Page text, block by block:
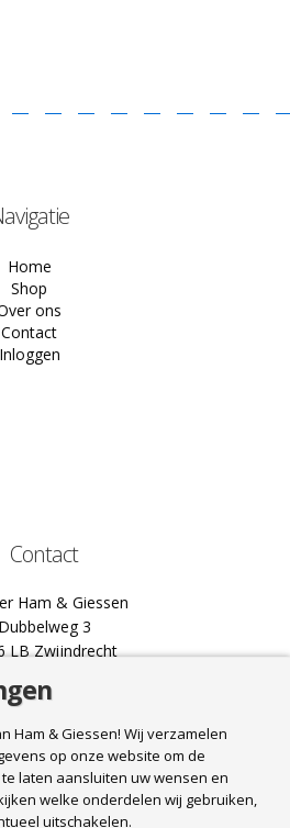
Home
Shop
ons
Contact
Inloggen
Contact
Ham & Giessen
Dubbelweg 3
LB Zwijndrecht
Ham & Giessen! Wij verzamelen
op onze website om de
laten aansluiten uw wensen en
welke onderdelen wij gebruiken,
uitschakelen.